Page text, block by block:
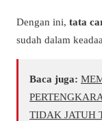
Dengan ini, tata
sudah dalam
Baca juga:
TIDAK JATUH